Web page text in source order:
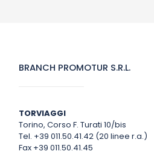
BRANCH PROMOTUR S.R.L.
TORVIAGGI
Torino, Corso F. Turati 10/bis
Tel. +39 011.50.41.42 (20 linee r.a.)
Fax +39 011.50.41.45